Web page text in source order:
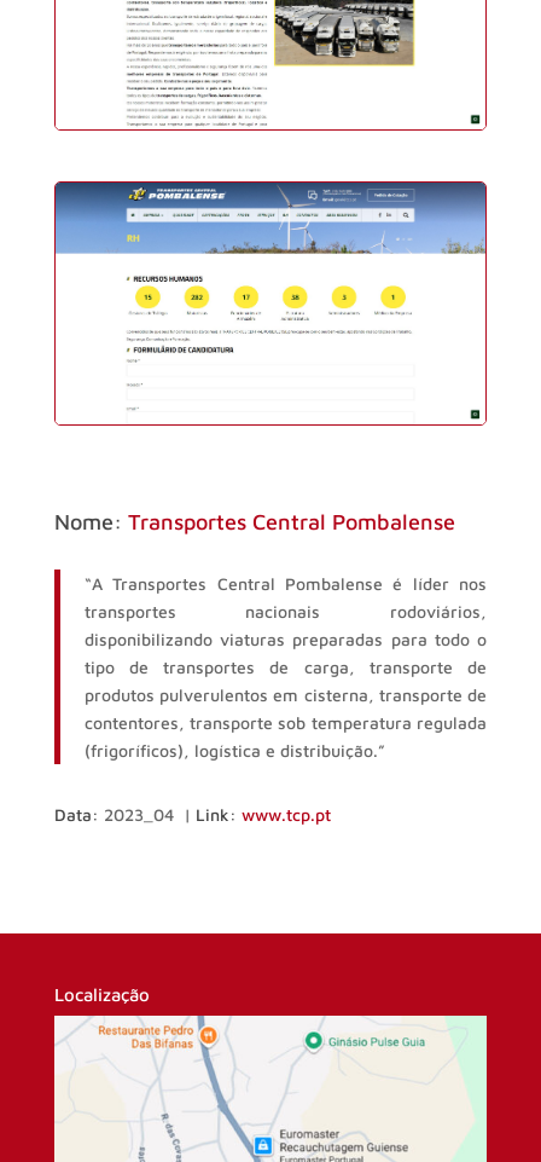
Nome: Transportes Central Pombalense​
“A Transportes Central Pombalense é líder nos
transportes nacionais rodoviários,
disponibilizando viaturas preparadas para todo o
tipo de transportes de carga, transporte de
produtos pulverulentos em cisterna, transporte de
contentores, transporte sob temperatura regulada
(frigoríficos), logística e distribuição.”
Data: 2023_04 | Link: www.tcp.pt
Localização